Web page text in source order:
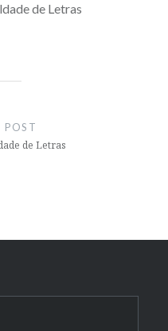
de Letras
POST
de Letras